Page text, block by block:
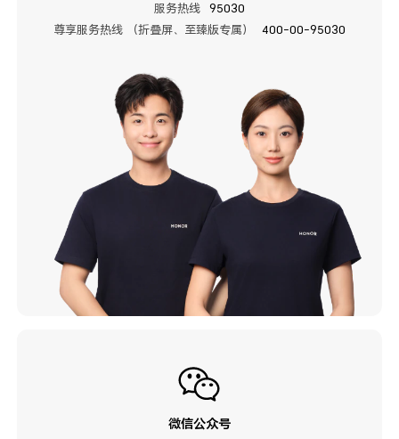
服务热线
95030
尊享服务热线 （折叠屏、至臻版专属）
400-00-95030
微信公众号